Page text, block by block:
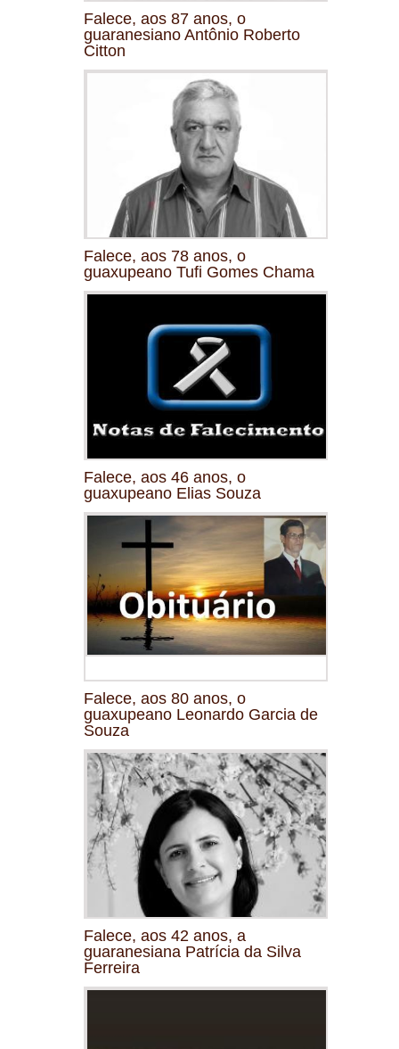
Falece, aos 87 anos, o
guaranesiano Antônio Roberto
Citton
Falece, aos 78 anos, o
guaxupeano Tufi Gomes Chama
Falece, aos 46 anos, o
guaxupeano Elias Souza
Falece, aos 80 anos, o
guaxupeano Leonardo Garcia de
Souza
Falece, aos 42 anos, a
guaranesiana Patrícia da Silva
Ferreira